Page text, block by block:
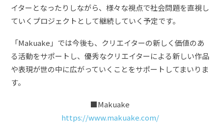
イターとなったりしながら、様々な視点で社会問題を直視し
ていくプロジェクトとして継続していく予定です。
「Makuake」では今後も、クリエイターの新しく価値のあ
る活動をサポートし、優秀なクリエイターによる新しい作品
や表現が世の中に広がっていくことをサポートしてまいりま
す。
■Makuake
https://www.makuake.com/